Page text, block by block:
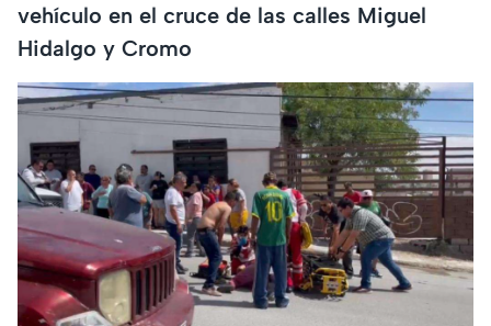
vehículo en el cruce de las calles Miguel
Hidalgo y Cromo